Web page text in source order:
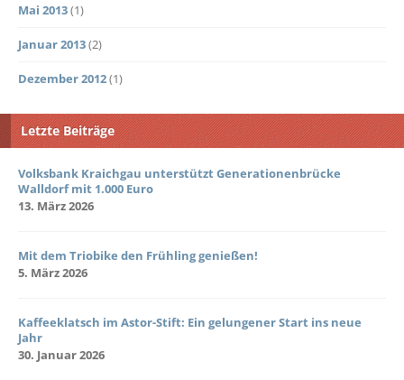
Mai 2013(1)
Januar 2013(2)
Dezember 2012(1)
Letzte Beiträge
Volksbank Kraichgau unterstützt Generationenbrücke
Walldorf mit 1.000 Euro
13. März 2026
Mit dem Triobike den Frühling genießen!
5. März 2026
Kaffeeklatsch im Astor-Stift: Ein gelungener Start ins neue
Jahr
30. Januar 2026